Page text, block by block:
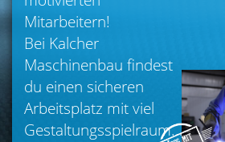
Mitarbeitern!
Bei Kalcher
Maschinenbau findest
du einen sicheren
Arbeitsplatz mit viel
Gestaltungsspielraum...